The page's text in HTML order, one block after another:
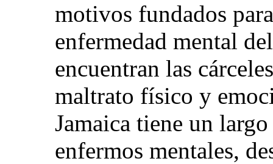
motivos fundados
enfermedad mental
encuentran las
maltrato físico y
Jamaica tiene un
enfermos mentales,